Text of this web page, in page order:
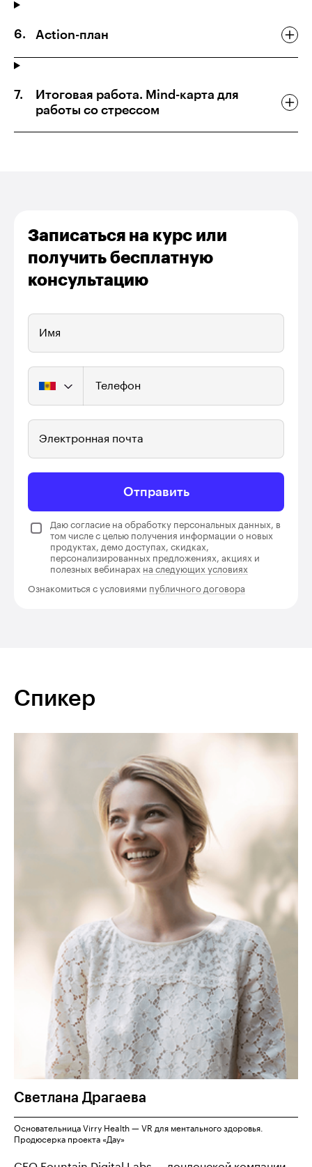
Action-план
Итоговая работа. Mind-карта для
работы со стрессом
Записаться на курс или
получить бесплатную
консультацию
Имя
Телефон
Электронная почта
Отправить
Даю согласие на обработку персональных данных, в
том числе с целью получения информации о новых
продуктах, демо доступах, скидках,
персонализированных предложениях, акциях и
полезных вебинарах на следующих условиях
Ознакомиться с условиями публичного договора
Спикер
Светлана Драгаева
Основательница Virry Health — VR для ментального здоровья.
Продюсерка проекта «Дау»